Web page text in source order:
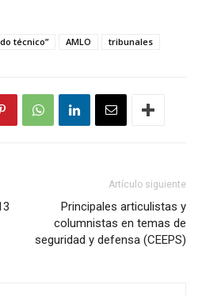
técnico” AMLO tribunales
Artículo siguiente
Principales articulistas y
columnistas en temas de
seguridad y defensa (CEEPS)